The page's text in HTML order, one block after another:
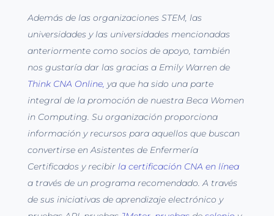
Además de las organizaciones STEM, las
universidades y las universidades mencionadas
anteriormente como socios de apoyo, también
nos gustaría dar las gracias a Emily Warren de
Think CNA Online, ya que ha sido una parte
integral de la promoción de nuestra Beca Women
in Computing. Su organización proporciona
información y recursos para aquellos que buscan
convertirse en Asistentes de Enfermería
Certificados y recibir la certificación CNA en línea
a través de un programa recomendado. A través
de sus iniciativas de aprendizaje electrónico y